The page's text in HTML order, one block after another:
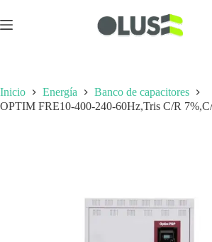
Inicio Energía
Banco de capacitores
OPTIM FRE10-400-240-60Hz,Tris C/R